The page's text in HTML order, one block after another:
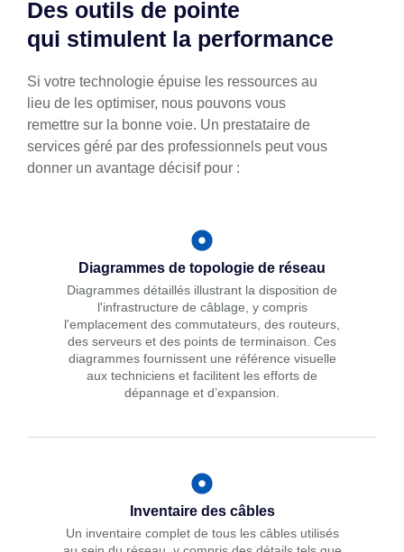
Des outils de pointe
qui stimulent la performance
Si votre technologie épuise les ressources au
lieu de les optimiser, nous pouvons vous
remettre sur la bonne voie. Un prestataire de
services géré par des professionnels peut vous
donner un avantage décisif pour :
Diagrammes de topologie de réseau
Diagrammes détaillés illustrant la disposition de
l'infrastructure de câblage, y compris
l'emplacement des commutateurs, des routeurs,
des serveurs et des points de terminaison. Ces
diagrammes fournissent une référence visuelle
aux techniciens et facilitent les efforts de
dépannage et d’expansion.
Inventaire des câbles
Un inventaire complet de tous les câbles utilisés